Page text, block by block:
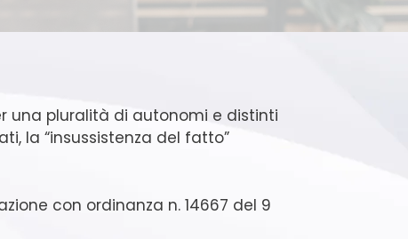
una pluralità di autonomi e distinti
la “insussistenza del fatto”
con ordinanza n. 14667 del 9